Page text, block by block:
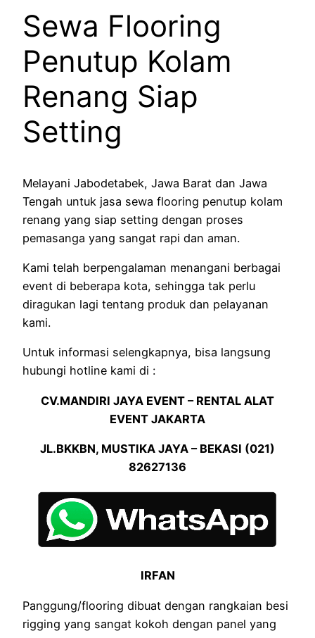
Sewa Flooring
Penutup Kolam
Renang Siap
Setting
Melayani Jabodetabek, Jawa Barat dan Jawa
Tengah untuk jasa sewa flooring penutup kolam
renang yang siap setting dengan proses
pemasanga yang sangat rapi dan aman.
Kami telah berpengalaman menangani berbagai
event di beberapa kota, sehingga tak perlu
diragukan lagi tentang produk dan pelayanan
kami.
Untuk informasi selengkapnya, bisa langsung
hubungi hotline kami di :
CV.MANDIRI JAYA EVENT – RENTAL ALAT
EVENT JAKARTA
JL.BKKBN, MUSTIKA JAYA – BEKASI (021)
82627136
IRFAN
Panggung/flooring dibuat dengan rangkaian besi
rigging yang sangat kokoh dengan panel yang